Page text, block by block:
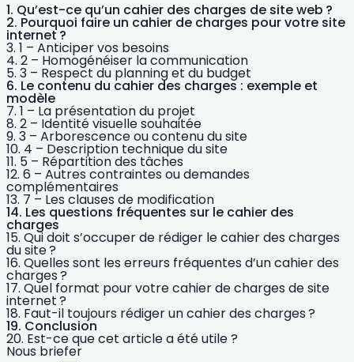
Qu’est-ce qu’un cahier des charges de site web ?
Pourquoi faire un cahier de charges pour votre site
internet ?
1 – Anticiper vos besoins
2 – Homogénéiser la communication
3 – Respect du planning et du budget
Le contenu du cahier des charges : exemple et
modèle
1 – La présentation du projet
2 – Identité visuelle souhaitée
3 – Arborescence ou contenu du site
4 – Description technique du site
5 – Répartition des tâches
6 – Autres contraintes ou demandes
complémentaires
7 – Les clauses de modification
Les questions fréquentes sur le cahier des
charges
Qui doit s’occuper de rédiger le cahier des charges
du site ?
Quelles sont les erreurs fréquentes d’un cahier des
charges ?
Quel format pour votre cahier de charges de site
internet ?
Faut-il toujours rédiger un cahier des charges ?
Conclusion
Est-ce que cet article a été utile ?
Nous briefer